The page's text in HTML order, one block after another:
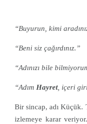
“Buyurun, kimi
“Beni siz çağırdınız.”
“Adınızı bile
“Adım Hayret, içeri
Bir sincap, adı
izlemeye karar